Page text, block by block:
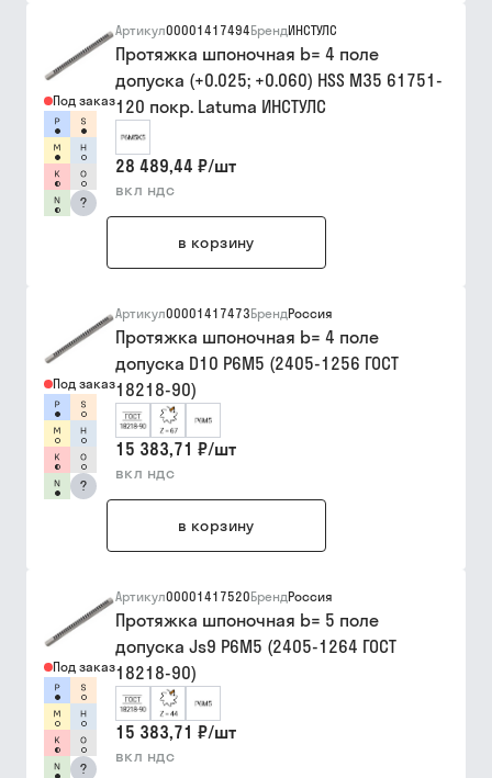
Под заказ
?
Артикул00001417494БрендИНСТУЛС
Протяжка шпоночная b= 4 поле
допуска (+0.025; +0.060) HSS M35 61751-
120 покр. Latuma ИНСТУЛС
28 489,44 ₽/шт
вкл ндс
в корзину
Под заказ
?
Артикул00001417473БрендРоссия
Протяжка шпоночная b= 4 поле
допуска D10 Р6М5 (2405-1256 ГОСТ
18218-90)
15 383,71 ₽/шт
вкл ндс
в корзину
Под заказ
?
Артикул00001417520БрендРоссия
Протяжка шпоночная b= 5 поле
допуска Js9 Р6М5 (2405-1264 ГОСТ
18218-90)
15 383,71 ₽/шт
вкл ндс